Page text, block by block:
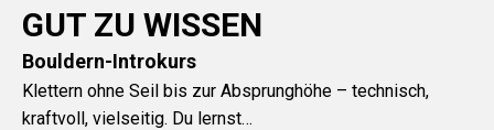
GUT ZU WISSEN
Bouldern-Introkurs
Klettern ohne Seil bis zur Absprunghöhe – technisch,
kraftvoll, vielseitig. Du lernst…